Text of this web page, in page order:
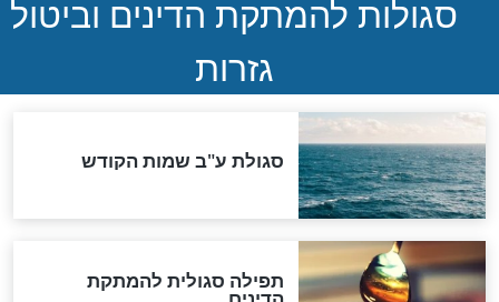
במרתפי מוסקבה: כתב היד
"מודה לקב"ה על כל השנים"